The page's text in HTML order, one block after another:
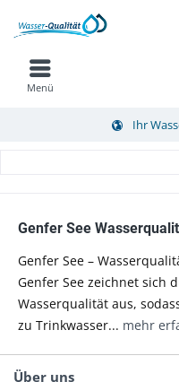
Menü
Ihr
Genfer See
Genfer See –
Genfer See zeichnet sich
Wasserqualität aus,
zu Trinkwasser... mehr
Über uns